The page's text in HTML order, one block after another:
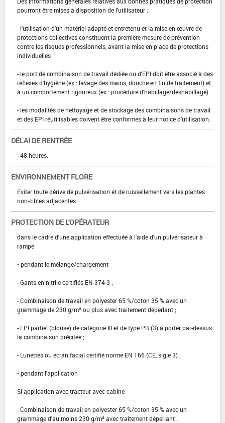
pourront être mises à disposition de l'utilisateur :
- l'utilisation d'un matériel adapté et entretenu et la mise en œuvre de
protections collectives constituent la première mesure de prévention
contre les risques professionnels, avant la mise en place de protections
individuelles
- le port de combinaison de travail dédiée ou d'EPI doit être associé à des
réflexes d'hygiène (ex : lavage des mains, douche en fin de traitement) et
à un comportement rigoureux (ex : procédure d'habillage/déshabillage).
- les modalités de nettoyage et de stockage des combinaisons de travail
et des EPI réutilisables doivent être conformes à leur notice d'utilisation.
DÉLAI DE RENTRÉE
- 48 heures.
ENVIRONNEMENT FLORE
Eviter toute dérive de pulvérisation et de ruissellement vers les plantes
non-cibles adjacentes.
PROTECTION DE L'OPÉRATEUR
dans le cadre d'une application effectuée à l'aide d'un pulvérisateur à
rampe
• pendant le mélange/chargement
- Gants en nitrile certifiés EN 374-3 ;
- Combinaison de travail en polyester 65 %/coton 35 % avec un
grammage de 230 g/m² ou plus avec traitement déperlant ;
- EPI partiel (blouse) de catégorie III et de type PB (3) à porter par-dessus
la combinaison précitée ;
- Lunettes ou écran facial certifié norme EN 166 (CE, sigle 3) ;
• pendant l'application
Si application avec tracteur avec cabine
- Combinaison de travail en polyester 65 %/coton 35 % avec un
grammage d'au moins 230 g/m² avec traitement déperlant ;